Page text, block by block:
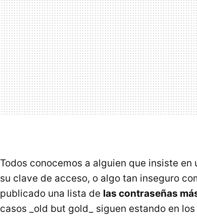
Todos conocemos a alguien que insiste
su clave de acceso, o algo tan inseguro
publicado una lista de las contraseñas
casos _old but gold_ siguen estando en